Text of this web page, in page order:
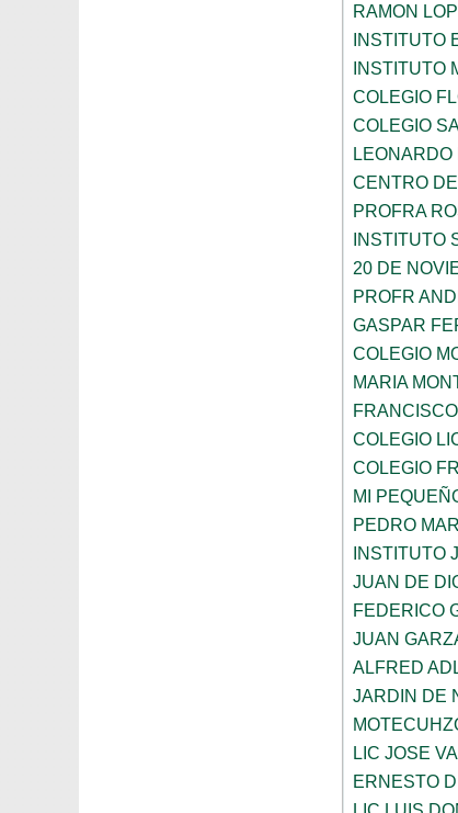
RAMON
INSTITUTO
INSTITUTO
COLEGIO
COLEGIO
LEONARDO
CENTRO
PROFRA
INSTITUTO
20 DE
PROFR
GASPAR
COLEGIO
MARIA
COLEGIO
COLEGIO
MI
PEDRO
INSTITUTO
JUAN DE
FEDERICO
JUAN
ALFRED
JARDIN DE
LIC JOSE
ERNESTO